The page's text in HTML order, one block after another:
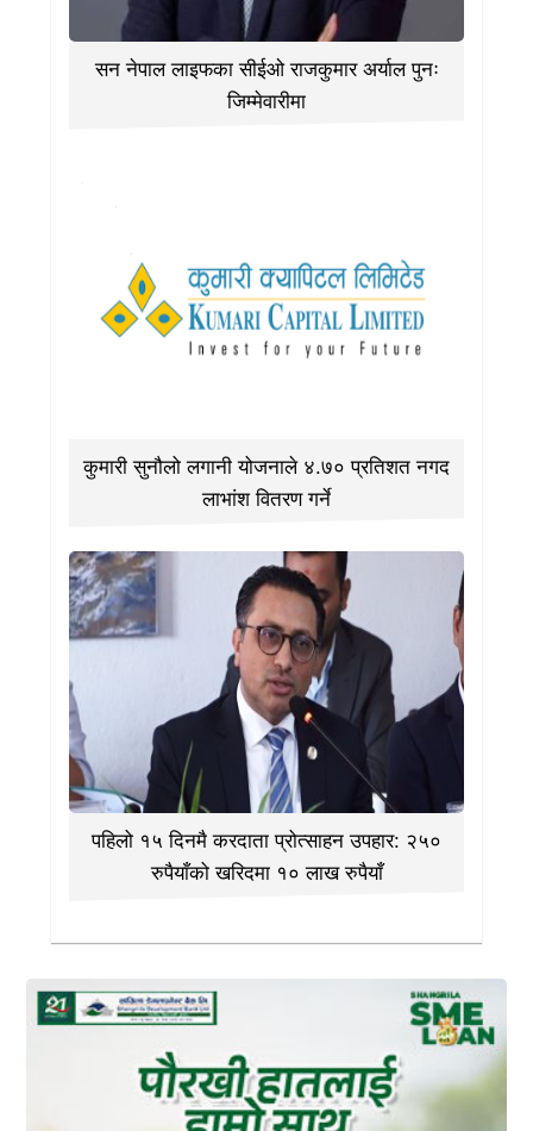
सन नेपाल लाइफका सीईओ राजकुमार अर्याल पुनः
जिम्मेवारीमा
कुमारी सुनौलो लगानी योजनाले ४.७० प्रतिशत नगद
लाभांश वितरण गर्ने
पहिलो १५ दिनमै करदाता प्रोत्साहन उपहार: २५०
रुपैयाँको खरिदमा १० लाख रुपैयाँ